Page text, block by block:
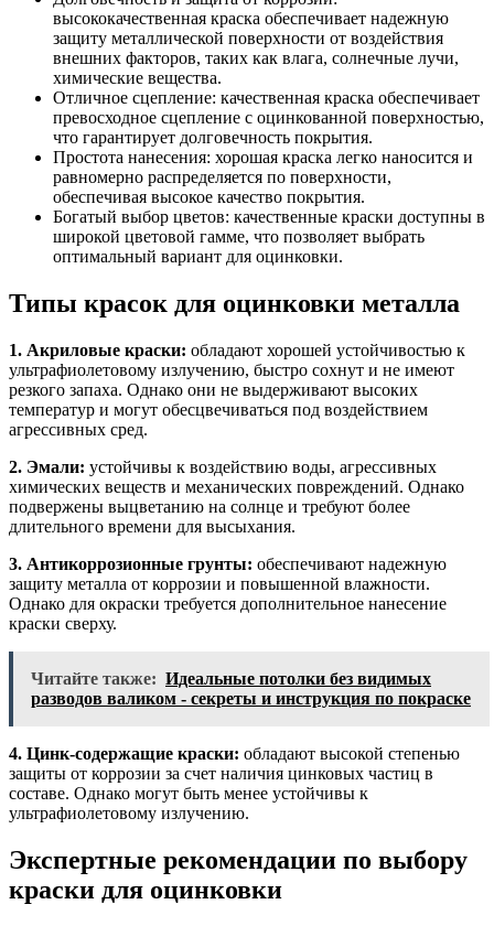
высококачественная краска обеспечивает надежную
защиту металлической поверхности от воздействия
внешних факторов, таких как влага, солнечные лучи,
химические вещества.
Отличное сцепление: качественная краска обеспечивает
превосходное сцепление с оцинкованной поверхностью,
что гарантирует долговечность покрытия.
Простота нанесения: хорошая краска легко наносится и
равномерно распределяется по поверхности,
обеспечивая высокое качество покрытия.
Богатый выбор цветов: качественные краски доступны в
широкой цветовой гамме, что позволяет выбрать
оптимальный вариант для оцинковки.
Типы красок для оцинковки металла
1. Акриловые краски: обладают хорошей устойчивостью к
ультрафиолетовому излучению, быстро сохнут и не имеют
резкого запаха. Однако они не выдерживают высоких
температур и могут обесцвечиваться под воздействием
агрессивных сред.
2. Эмали: устойчивы к воздействию воды, агрессивных
химических веществ и механических повреждений. Однако
подвержены выцветанию на солнце и требуют более
длительного времени для высыхания.
3. Антикоррозионные грунты: обеспечивают надежную
защиту металла от коррозии и повышенной влажности.
Однако для окраски требуется дополнительное нанесение
краски сверху.
Читайте также: Идеальные потолки без видимых
разводов валиком - секреты и инструкция по покраске
4. Цинк-содержащие краски: обладают высокой степенью
защиты от коррозии за счет наличия цинковых частиц в
составе. Однако могут быть менее устойчивы к
ультрафиолетовому излучению.
Экспертные рекомендации по выбору
краски для оцинковки